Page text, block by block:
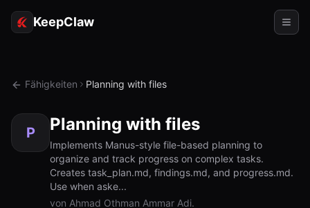
KeepClaw
Tokenzugriff
Anwendungsfälle
Fähigkeiten Planning with files
P Planning with files
Implements Manus-style file-based planning to
organize and track progress on complex tasks.
Creates task_plan.md, findings.md, and progress.md.
Use when aske...
von Ahmad Othman Ammar Adi.